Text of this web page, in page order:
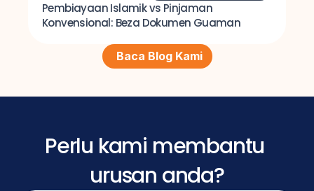
Pembiayaan Islamik vs Pinjaman
Konvensional: Beza Dokumen Guaman
Baca Blog Kami
Perlu kami membantu
urusan anda?